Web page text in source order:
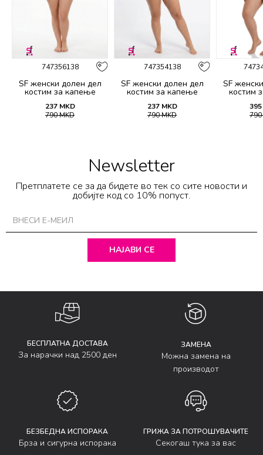
747356138
SF женски долен дел
костим за капење
237 MKD
790MKD
747354138
SF женски долен дел
костим за капење
237 MKD
790MKD
SF
костим
395
790
Newsletter
Претплатете се за да бидете во тек со сите новости и
добијте код со 10% попуст.
НАЈАВИ СЕ
БЕСПЛАТНА ДОСТАВА
За нарачки над 2500 ден
ЗАМЕНА
Можна замена на
производот
БЕЗБЕДНА ИСПОРАКА
Брза и сигурна испорака
ГРИЖА ЗА ПОТРОШУВАЧИТЕ
Секогаш тука за вас